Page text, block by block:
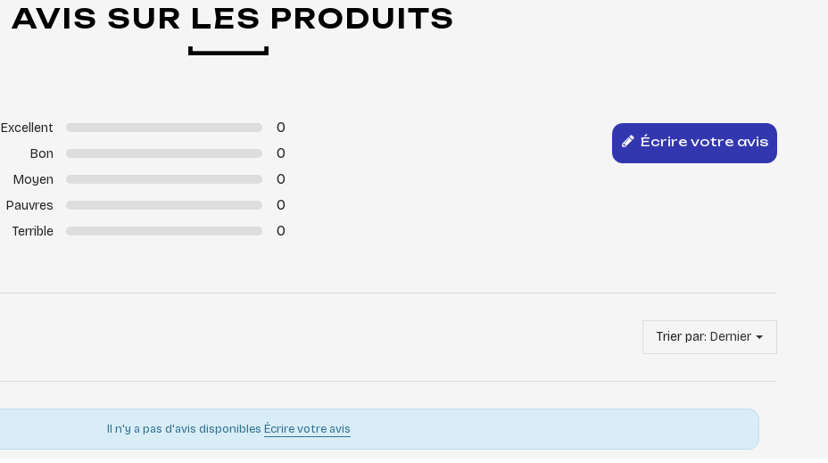
AVIS SUR LES PRODUITS
Excellent 0
Bon 0
Moyen 0
Pauvres 0
Terrible 0
Écrire votre avis
Trier par: Dernier
Il n'y a pas d'avis disponibles Écrire votre avis